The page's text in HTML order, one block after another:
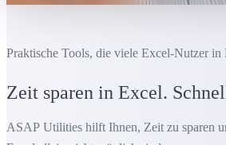
Praktische Tools, die viele Excel-Nutzer in
Zeit sparen in Excel.
ASAP Utilities hilft Ihnen, Zeit zu sparen